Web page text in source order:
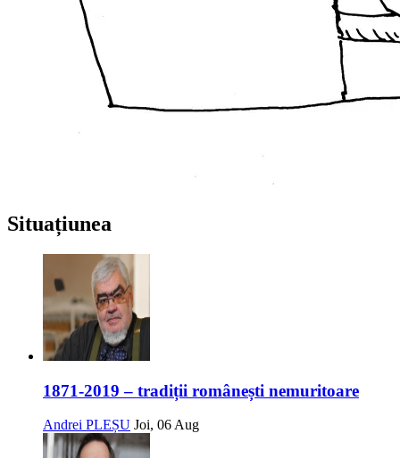
Situațiunea
1871-2019 – tradiții românești nemuritoare
Andrei PLEȘU Joi, 06 Aug